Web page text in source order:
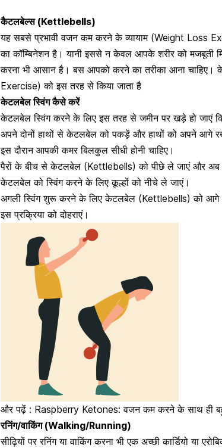
कैटलबेल्स (Kettlebells)
यह सबसे प्रभावी वजन कम करने के व्यायाम (Weight Loss
का कॉम्बिनेशन है । यानी इससे न केवल आपके शरीर को मजबूती
करना भी आसान है। बस आपको करने का तरीका आना
Exercise) को इस तरह से किया जाता है
केटलबेल स्विंग कैसे करें
केटलबेल स्विंग करने के लिए इस तरह से जमीन पर खड़े हो जाएं
अपने दोनों हाथों से केटलबेल को पकड़ें और हाथों को अपने आगे
इस दौरान आपकीकमर बिलकुल सीधी होनी चाहिए।
पैरों के बीच से केटलबेल (Kettlebells) को पीछे ले जाएं और अब
केटलबेल को स्विंग करने के लिए कूल्हों को नीचे ले जाएं।
अगली स्विंग शुरू करने के लिए केटलबेल (Kettlebells) को आगे
इस प्रक्रिया को दोहराएं।
और पढ़ें : Raspberry Ketones: वजन कम करने के साथ ही
रनिंग/वाकिंग (Walking/Running)
सीढ़ियों पर रनिंग या वाकिंग करना भी एक अच्छी कार्डियो या